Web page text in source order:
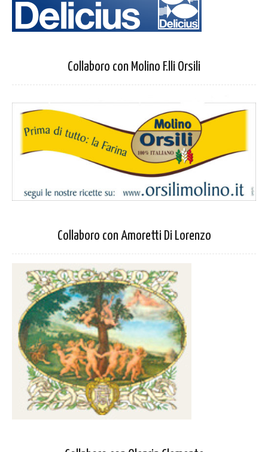
Collaboro con Molino F.lli Orsili
Collaboro con Amoretti Di Lorenzo